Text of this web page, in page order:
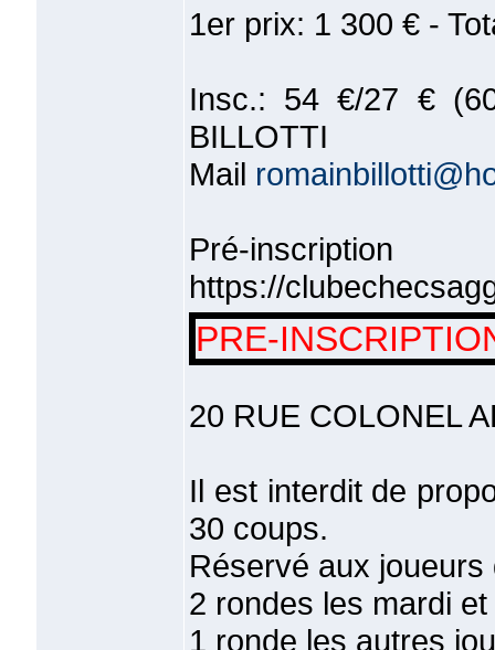
1er prix: 1 300 € -
Insc.: 54 €/27 €
BILLOTTI
Mail
Pré-
https://
PRE-
20 RUE COLONEL
Il est interdit de
30 coups.
Réservé aux
2 rondes les mardi
1 ronde les autres